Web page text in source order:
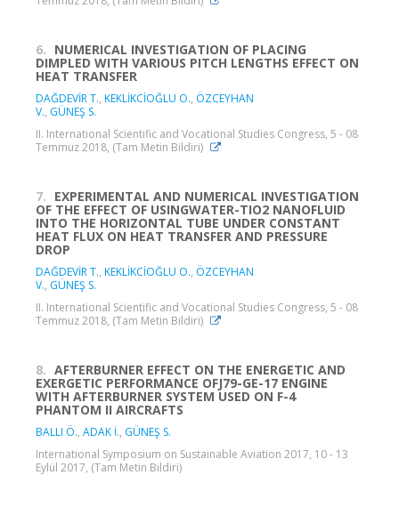
6. NUMERICAL INVESTIGATION OF PLACING
DIMPLED WITH VARIOUS PITCH LENGTHS EFFECT ON
HEAT TRANSFER
DAĞDEVİR T., KEKLİKCİOĞLU O., ÖZCEYHAN
V., GÜNEŞ S.
II. International Scientific and Vocational Studies Congress, 5 - 08
Temmuz 2018, (Tam Metin Bildiri)
7. EXPERIMENTAL AND NUMERICAL INVESTIGATION
OF THE EFFECT OF USINGWATER-TIO2 NANOFLUID
INTO THE HORIZONTAL TUBE UNDER CONSTANT
HEAT FLUX ON HEAT TRANSFER AND PRESSURE
DROP
DAĞDEVİR T., KEKLİKCİOĞLU O., ÖZCEYHAN
V., GÜNEŞ S.
II. International Scientific and Vocational Studies Congress, 5 - 08
Temmuz 2018, (Tam Metin Bildiri)
8. AFTERBURNER EFFECT ON THE ENERGETIC AND
EXERGETIC PERFORMANCE OFJ79-GE-17 ENGINE
WITH AFTERBURNER SYSTEM USED ON F-4
PHANTOM II AIRCRAFTS
BALLI Ö., ADAK İ., GÜNEŞ S.
International Symposium on Sustainable Aviation 2017, 10 - 13
Eylül 2017, (Tam Metin Bildiri)